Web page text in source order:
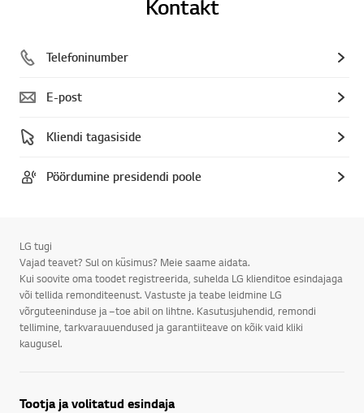
Kontakt
Telefoninumber
E-post
Kliendi tagasiside
Pöördumine presidendi poole
LG tugi
Vajad teavet? Sul on küsimus? Meie saame aidata.
Kui soovite oma toodet registreerida, suhelda LG klienditoe esindajaga
või tellida remonditeenust. Vastuste ja teabe leidmine LG
võrguteeninduse ja –toe abil on lihtne. Kasutusjuhendid, remondi
tellimine, tarkvarauuendused ja garantiiteave on kõik vaid kliki
kaugusel.
Tootja ja volitatud esindaja